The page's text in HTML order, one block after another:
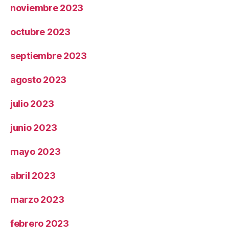
noviembre 2023
octubre 2023
septiembre 2023
agosto 2023
julio 2023
junio 2023
mayo 2023
abril 2023
marzo 2023
febrero 2023